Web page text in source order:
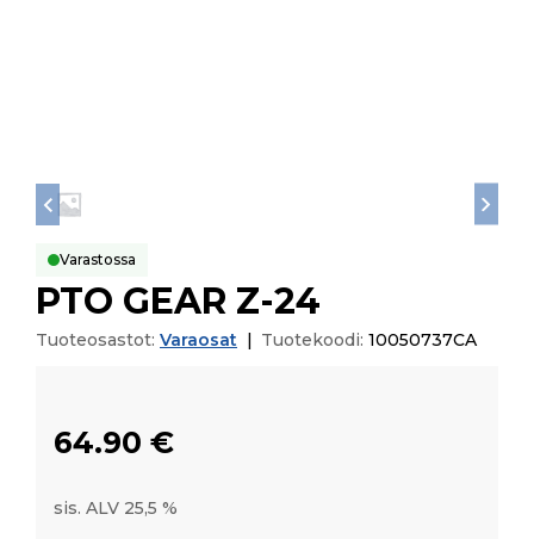
Varastossa
PTO GEAR Z-24
Tuoteosastot: Varaosat Tuotekoodi: 10050737CA
64.90 €
sis. ALV 25,5 %